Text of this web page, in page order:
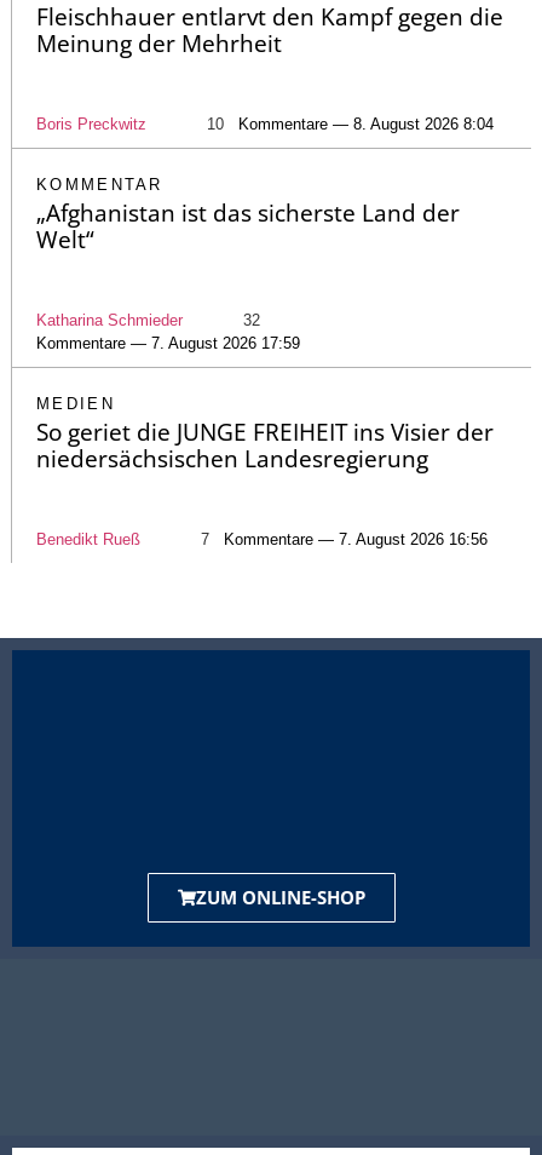
Fleischhauer entlarvt den Kampf gegen die
Meinung der Mehrheit
Boris Preckwitz 10 Kommentare — 8. August 2026 8:04
KOMMENTAR
„Afghanistan ist das sicherste Land der
Welt“
Katharina Schmieder
32
Kommentare — 7. August 2026 17:59
MEDIEN
So geriet die JUNGE FREIHEIT ins Visier der
niedersächsischen Landesregierung
Benedikt Rueß 7 Kommentare — 7. August 2026 16:56
ZUM ONLINE-SHOP